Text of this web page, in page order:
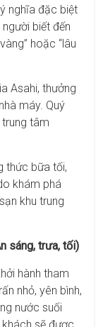
nghĩa đặc biệt
biết đến
hoặc “lâu
Asahi, thưởng
máy. Quý
tâm
thức bữa tối,
khám phá
khu trung
sáng, trưa, tối)
hành tham
nhỏ, yên bình,
nước suối